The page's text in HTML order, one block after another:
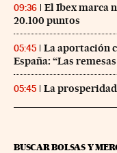
09:36
El Ibex marca
20.100 puntos
05:45
La aportación
España: “Las
05:45 La
BUSCAR BOLSAS Y